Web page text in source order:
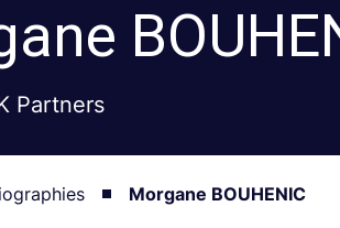
Partners
Morgane BOUHENIC